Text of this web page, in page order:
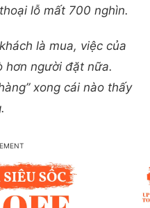
lỗ mất 700 nghìn.
là mua, việc của
hơn người đặt nữa.
xong cái nào thấy